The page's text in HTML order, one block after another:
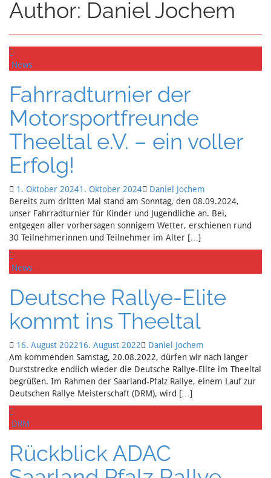
Author: Daniel Jochem
News
Fahrradturnier der
Motorsportfreunde
Theeltal e.V. – ein voller
Erfolg!
1. Oktober 20241. Oktober 2024
Daniel Jochem
Bereits zum dritten Mal stand am Sonntag, den 08.09.2024,
unser Fahrradturnier für Kinder und Jugendliche an. Bei,
entgegen aller vorhersagen sonnigem Wetter, erschienen rund
30 Teilnehmerinnen und Teilnehmer im Alter […]
News
Deutsche Rallye-Elite
kommt ins Theeltal
16. August 202216. August 2022
Daniel Jochem
Am kommenden Samstag, 20.08.2022, dürfen wir nach langer
Durststrecke endlich wieder die Deutsche Rallye-Elite im Theeltal
begrüßen. Im Rahmen der Saarland-Pfalz Rallye, einem Lauf zur
Deutschen Rallye Meisterschaft (DRM), wird […]
DRM
Rückblick ADAC